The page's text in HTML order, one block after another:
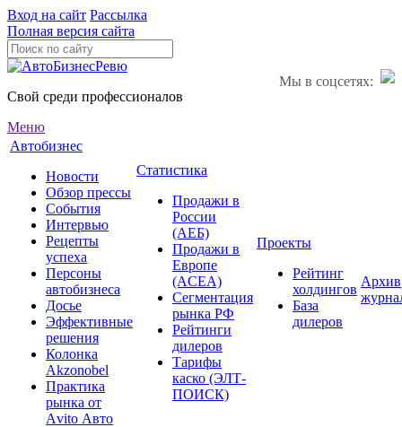
Вход на сайт Рассылка
Полная версия сайта
Мы в соцсетях:
Свой среди профессионалов
Меню
Автобизнес
Новости
Обзор прессы
События
Интервью
Рецепты
успеха
Персоны
автобизнеса
Досье
Эффективные
решения
Колонка
Akzonobel
Практика
рынка от
Аvito Авто
Статистика
Продажи в
России
(АЕБ)
Продажи в
Европе
(ACEA)
Сегментация
рынка РФ
Рейтинги
дилеров
Тарифы
каско (ЭЛТ-
ПОИСК)
Проекты
Рейтинг
холдингов
База
дилеров
Архив